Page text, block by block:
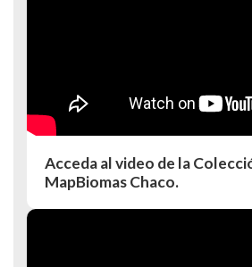
Acceda al video de la
MapBiomas Chaco.